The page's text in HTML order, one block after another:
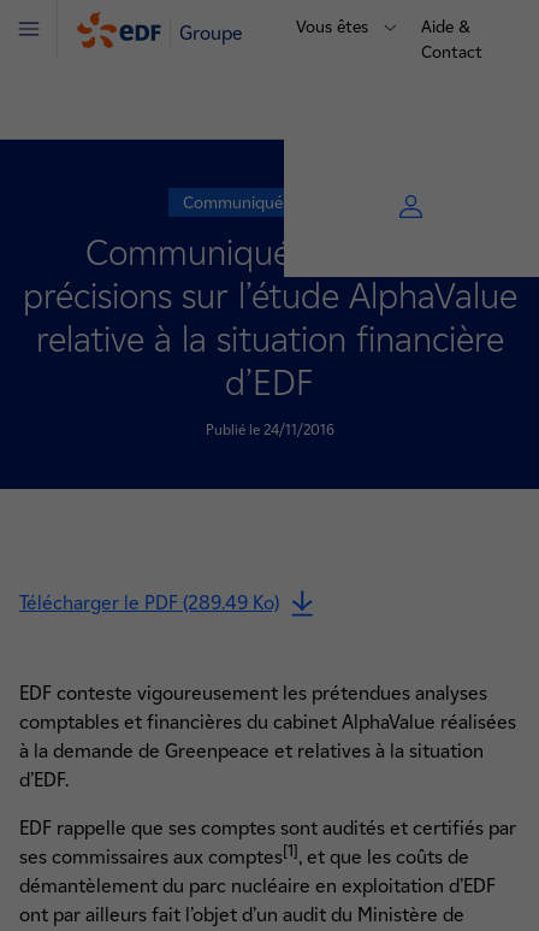
Groupe Vous êtes
Aide &
Contact
Menu
Communiqué de presse
Communiqué de presse:
précisions sur l’étude AlphaValue
relative à la situation financière
d’EDF
Publié le 24/11/2016
Télécharger le PDF (289.49 Ko)
EDF conteste vigoureusement les prétendues analyses
comptables et financières du cabinet AlphaValue réalisées
à la demande de Greenpeace et relatives à la situation
d’EDF.
EDF rappelle que ses comptes sont audités et certifiés par
ses commissaires aux comptes[1], et que les coûts de
démantèlement du parc nucléaire en exploitation d’EDF
ont par ailleurs fait l’objet d’un audit du Ministère de